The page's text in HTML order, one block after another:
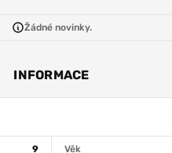
Žádné novinky.
INFORMACE
9 Věk